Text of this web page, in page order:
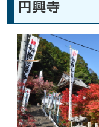
円興寺